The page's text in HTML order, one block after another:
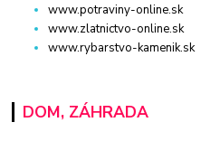
www.potraviny-online.sk
www.zlatnictvo-online.sk
www.rybarstvo-kamenik.sk
DOM, ZÁHRADA